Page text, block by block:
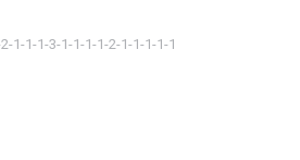
1-1-1-3-1-1-1-1-2-1-1-1-1-1